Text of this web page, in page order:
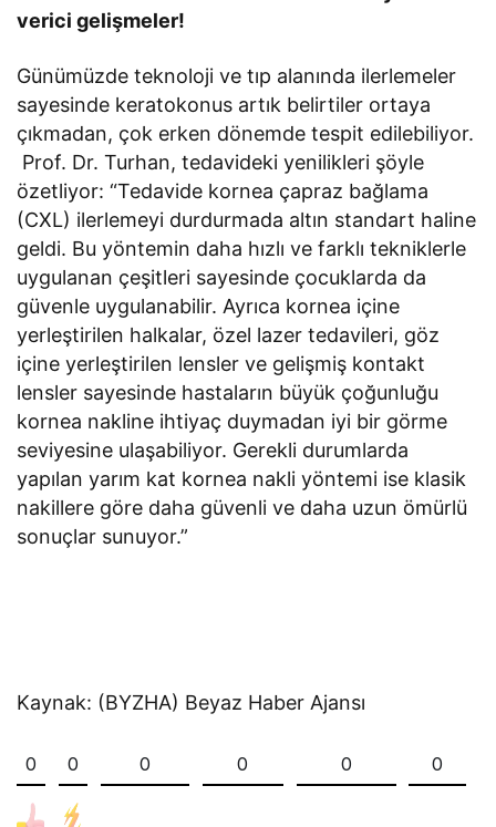
verici gelişmeler!
Günümüzde teknoloji ve tıp alanında ilerlemeler
sayesinde keratokonus artık belirtiler ortaya
çıkmadan, çok erken dönemde tespit edilebiliyor.
Prof. Dr. Turhan, tedavideki yenilikleri şöyle
özetliyor: “Tedavide kornea çapraz bağlama
(CXL) ilerlemeyi durdurmada altın standart haline
geldi. Bu yöntemin daha hızlı ve farklı tekniklerle
uygulanan çeşitleri sayesinde çocuklarda da
güvenle uygulanabilir. Ayrıca kornea içine
yerleştirilen halkalar, özel lazer tedavileri, göz
içine yerleştirilen lensler ve gelişmiş kontakt
lensler sayesinde hastaların büyük çoğunluğu
kornea nakline ihtiyaç duymadan iyi bir görme
seviyesine ulaşabiliyor. Gerekli durumlarda
yapılan yarım kat kornea nakli yöntemi ise klasik
nakillere göre daha güvenli ve daha uzun ömürlü
sonuçlar sunuyor.”
Kaynak: (BYZHA) Beyaz Haber Ajansı
0 0 0 0 0 0